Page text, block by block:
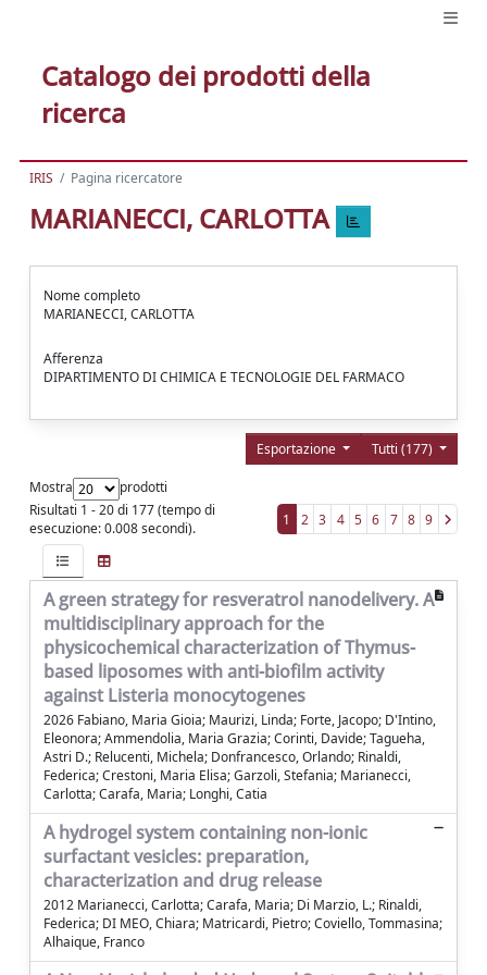
Catalogo dei prodotti della
ricerca
IRIS Pagina ricercatore
MARIANECCI, CARLOTTA
Nome completo
MARIANECCI, CARLOTTA
Afferenza
DIPARTIMENTO DI CHIMICA E TECNOLOGIE DEL FARMACO
Tutti (177)
Esportazione
Mostra
prodotti
Risultati 1 - 20 di 177 (tempo di
esecuzione: 0.008 secondi).
1 2 3 4 5 6 7 8 9
A green strategy for resveratrol nanodelivery. A
multidisciplinary approach for the
physicochemical characterization of Thymus-
based liposomes with anti-biofilm activity
against Listeria monocytogenes
2026 Fabiano, Maria Gioia; Maurizi, Linda; Forte, Jacopo; D'Intino,
Eleonora; Ammendolia, Maria Grazia; Corinti, Davide; Tagueha,
Astri D.; Relucenti, Michela; Donfrancesco, Orlando; Rinaldi,
Federica; Crestoni, Maria Elisa; Garzoli, Stefania; Marianecci,
Carlotta; Carafa, Maria; Longhi, Catia
A hydrogel system containing non-ionic
surfactant vesicles: preparation,
characterization and drug release
2012 Marianecci, Carlotta; Carafa, Maria; Di Marzio, L.; Rinaldi,
Federica; DI MEO, Chiara; Matricardi, Pietro; Coviello, Tommasina;
Alhaique, Franco